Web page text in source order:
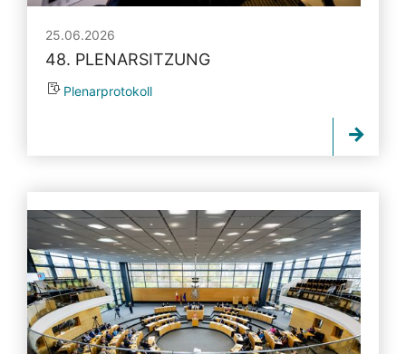
25.06.2026
48. PLENARSITZUNG
Plenarprotokoll